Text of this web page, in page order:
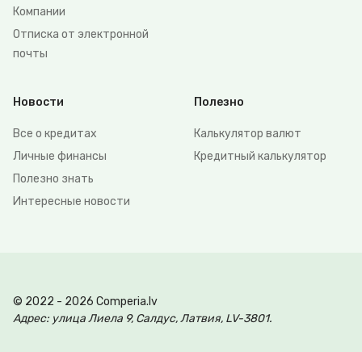
Компании
Отписка от электронной
почты
Новости
Все о кредитах
Личные финансы
Полезно знать
Интересные новости
Полезно
Калькулятор валют
Кредитный калькулятор
© 2022 - 2026 Comperia.lv
Адрес: улица Лиела 9, Салдус, Латвия, LV-3801.